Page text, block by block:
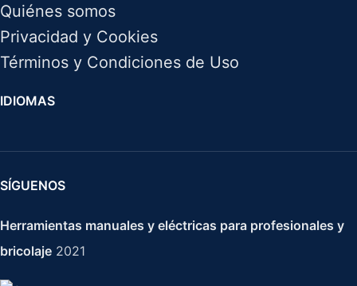
Quiénes somos
Privacidad y Cookies
Términos y Condiciones de Uso
IDIOMAS
SÍGUENOS
Herramientas manuales y eléctricas para profesionales y
bricolaje 2021